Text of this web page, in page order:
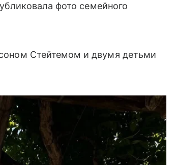
фото семейного
Стейтемом и двумя детьми